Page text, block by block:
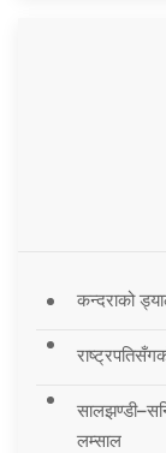
कन्दराको
लम्साल